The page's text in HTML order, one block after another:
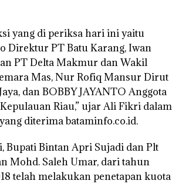
yang di periksa hari ini yaitu
Direktur PT Batu Karang, Iwan
PT Delta Makmur dan Wakil
Mas, Nur Rofiq Mansur Dirut
dan BOBBY JAYANTO Anggota
Riau,” ujar Ali Fikri dalam
diterima bataminfo.co.id.
Bupati Bintan Apri Sujadi dan Plt
Mohd. Saleh Umar, dari tahun
telah melakukan penetapan kuota